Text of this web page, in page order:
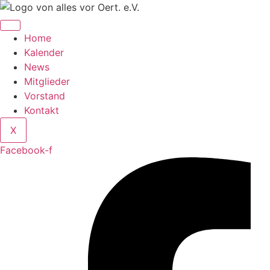
Zum
Inhalt
springenHome
Kalender
News
Mitglieder
Vorstand
Kontakt
X
Facebook-f